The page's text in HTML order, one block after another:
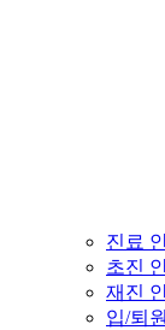
진료
초진
재진
입/퇴